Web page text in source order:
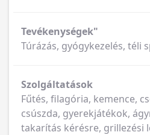
Tevékenységek"
Túrázás, gyógykezelés, téli
Szolgáltatások
Fűtés, filagória, kemence,
csúszda, gyerekjátékok,
takarítás kérésre, grillezési